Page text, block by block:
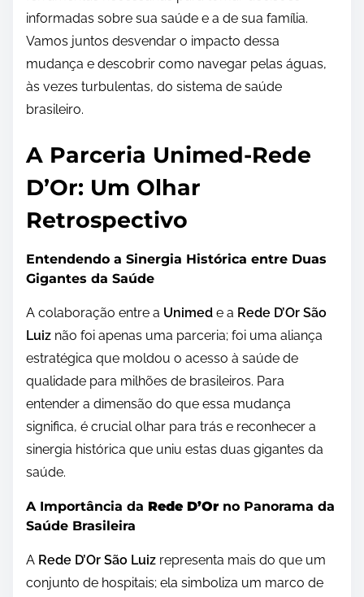
informadas sobre sua saúde e a de sua família.
Vamos juntos desvendar o impacto dessa
mudança e descobrir como navegar pelas águas,
às vezes turbulentas, do sistema de saúde
brasileiro.
A Parceria Unimed-Rede
D’Or: Um Olhar
Retrospectivo
Entendendo a Sinergia Histórica entre Duas
Gigantes da Saúde
A colaboração entre a Unimed e a Rede D’Or São
Luiz não foi apenas uma parceria; foi uma aliança
estratégica que moldou o acesso à saúde de
qualidade para milhões de brasileiros. Para
entender a dimensão do que essa mudança
significa, é crucial olhar para trás e reconhecer a
sinergia histórica que uniu estas duas gigantes da
saúde.
A Importância da Rede D’Or no Panorama da
Saúde Brasileira
A Rede D’Or São Luiz representa mais do que um
conjunto de hospitais; ela simboliza um marco de